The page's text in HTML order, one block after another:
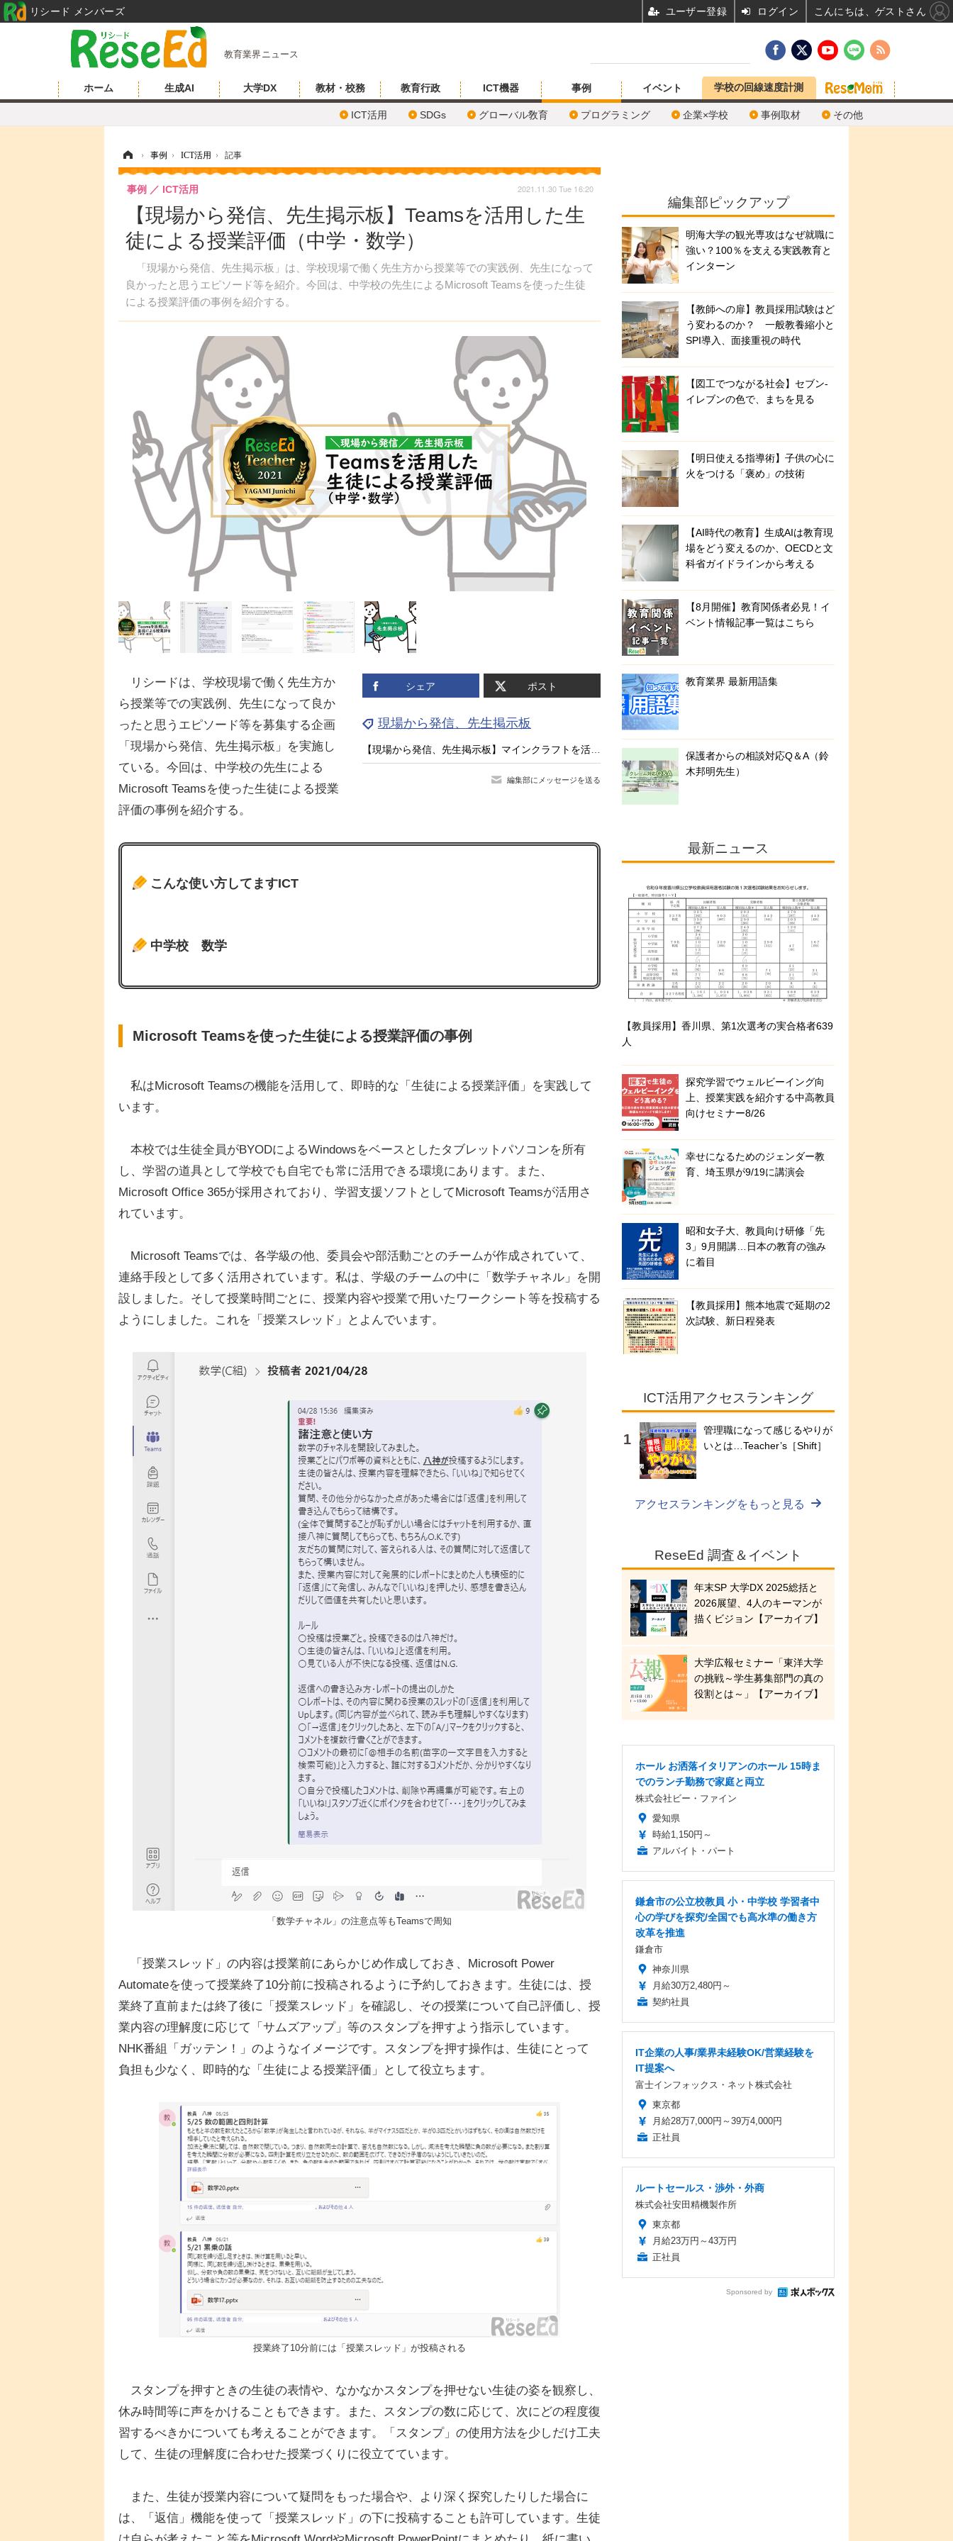
教育業界ニュース
ホーム 生成AI 大学DX 教材・校務 教育行政 ICT機器 事例
ICT活用 SDGs グローバル敎育 プログラミング 企業×学校 事例取材 その他
イベント 学校の回線速度計測
› 事例 › ICT活用 › 記事
【現場から発信、先生掲示板】Teamsを活用した生
徒による授業評価（中学・数学）
「現場から発信、先生掲示板」は、学校現場で働く先生方から授業等での実践例、先生になって
良かったと思うエピソード等を紹介。今回は、中学校の先生によるMicrosoft Teamsを使った生徒
による授業評価の事例を紹介する。
事例 ICT活用 2021.11.30 Tue 16:20
シェア ポスト
現場から発信、先生掲示板
編集部にメッセージを送る
リシードは、学校現場で働く先生方か
ら授業等での実践例、先生になって良か
ったと思うエピソード等を募集する企画
「現場から発信、先生掲示板」を実施し
ている。今回は、中学校の先生による
Microsoft Teamsを使った生徒による授業
評価の事例を紹介する。
こんな使い方してますICT
中学校 数学
Microsoft Teamsを使った生徒による授業評価の事例
私はMicrosoft Teamsの機能を活用して、即時的な「生徒による授業評価」を実践して
います。
本校では生徒全員がBYODによるWindowsをベースとしたタブレットパソコンを所有
し、学習の道具として学校でも自宅でも常に活用できる環境にあります。また、
Microsoft Office 365が採用されており、学習支援ソフトとしてMicrosoft Teamsが活用さ
れています。
Microsoft Teamsでは、各学級の他、委員会や部活動ごとのチームが作成されていて、
連絡手段として多く活用されています。私は、学級のチームの中に「数学チャネル」を開
設しました。そして授業時間ごとに、授業内容や授業で用いたワークシート等を投稿する
ようにしました。これを「授業スレッド」とよんでいます。
「数学チャネル」の注意点等もTeamsで周知
「授業スレッド」の内容は授業前にあらかじめ作成しておき、Microsoft Power
Automateを使って授業終了10分前に投稿されるように予約しておきます。生徒には、授
業終了直前または終了後に「授業スレッド」を確認し、その授業について自己評価し、授
業内容の理解度に応じて「サムズアップ」等のスタンプを押すよう指示しています。
NHK番組「ガッテン！」のようなイメージです。スタンプを押す操作は、生徒にとって
負担も少なく、即時的な「生徒による授業評価」として役立ちます。
授業終了10分前には「授業スレッド」が投稿される
スタンプを押すときの生徒の表情や、なかなかスタンプを押せない生徒の姿を観察し、
休み時間等に声をかけることもできます。また、スタンプの数に応じて、次にどの程度復
習するべきかについても考えることができます。「スタンプ」の使用方法を少しだけ工夫
して、生徒の理解度に合わせた授業づくりに役立てています。
また、生徒が授業内容について疑問をもった場合や、より深く探究したりした場合に
は、「返信」機能を使って「授業スレッド」の下に投稿することも許可しています。生徒
編集部ピックアップ
明海大学の観光専攻はなぜ就職に
強い？100％を支える実践教育と
インターン
【教師への扉】教員採用試験はど
う変わるのか？ 一般教養縮小と
SPI導入、面接重視の時代
【図工でつながる社会】セブン‐
イレブンの色で、まちを見る
【明日使える指導術】子供の心に
火をつける「褒め」の技術
【AI時代の教育】生成AIは教育現
場をどう変えるのか、OECDと文
科省ガイドラインから考える
【8月開催】教育関係者必見！イ
ベント情報記事一覧はこちら
教育業界 最新用語集
保護者からの相談対応Q＆A（鈴
木邦明先生）
最新ニュース
【教員採用】香川県、第1次選考の実合格者639
人
探究学習でウェルビーイング向
上、授業実践を紹介する中高教員
向けセミナー8/26
幸せになるためのジェンダー教
育、埼玉県が9/19に講演会
昭和女子大、教員向け研修「先
3」9月開講…日本の教育の強み
に着目
【教員採用】熊本地震で延期の2
次試験、新日程発表
ICT活用アクセスランキング
管理職になって感じるやりが
いとは…Teacher’s［Shift］
アクセスランキングをもっと見る
ReseEd 調査＆イベント
年末SP 大学DX 2025総括と
2026展望、4人のキーマンが
描くビジョン【アーカイブ】
大学広報セミナー「東洋大学
の挑戦～学生募集部門の真の
役割とは～」【アーカイブ】
ホール お洒落イタリアンのホール 15時ま
でのランチ勤務で家庭と両立
株式会社ビー・ファイン
愛知県
時給1,150円～
アルバイト・パート
鎌倉市の公立校教員 小・中学校 学習者中
心の学びを探究/全国でも高水準の働き方
改革を推進
鎌倉市
神奈川県
月給30万2,480円～
契約社員
IT企業の人事/業界未経験OK/営業経験を
IT提案へ
富士インフォックス・ネット株式会社
東京都
月給28万7,000円～39万4,000円
正社員
ルートセールス・渉外・外商
株式会社安田精機製作所
東京都
月給23万円～43万円
正社員
Sponsored by
リシード メンバーズ ユーザー登録 ログイン こんにちは、ゲストさん